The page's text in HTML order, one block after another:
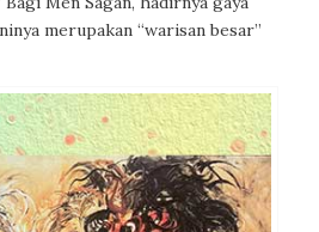
merupakan “warisan besar”